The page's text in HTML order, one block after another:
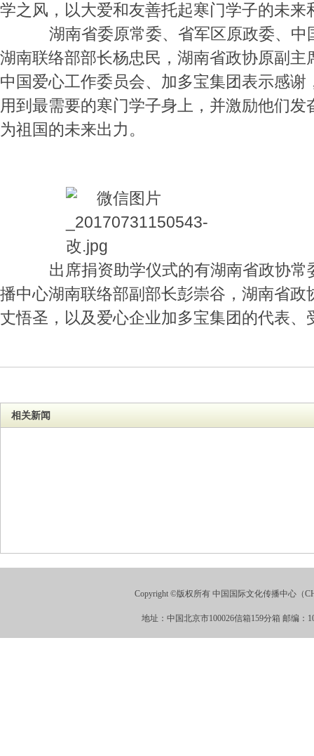
学之风，以大爱和友善托起寒门学子的未来
湖南省委原常委、省军区原政委、中
湖南联络部部长杨忠民，湖南省政协原副主
中国爱心工作委员会、加多宝集团表示感谢
用到最需要的寒门学子身上，并激励他们发
为祖国的未来出力。
出席捐资助学仪式的有湖南省政协常
播中心湖南联络部副部长彭崇谷，湖南省政
丈悟圣，以及爱心企业加多宝集团的代表、
相关新闻
Copyright ©版权所有 中国国际文化传播中心（
地址：中国北京市100026信箱159分箱 邮编：